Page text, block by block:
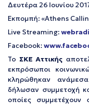
Δευτέρα 26 Ιουνίου
Εκπομπή: «Athens
Live Streaming:
Facebook:
Το ΣΚΕ Αττικής
εκπρόσωποι
κληρώθηκαν
δήλωσαν συμμετοχή
οποίες συμμετέχουν